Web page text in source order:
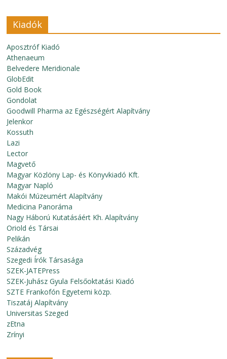
Kiadók
Aposztróf Kiadó
Athenaeum
Belvedere Meridionale
GlobEdit
Gold Book
Gondolat
Goodwill Pharma az Egészségért Alapítvány
Jelenkor
Kossuth
Lazi
Lector
Magvető
Magyar Közlöny Lap- és Könyvkiadó Kft.
Magyar Napló
Makói Múzeumért Alapítvány
Medicina Panoráma
Nagy Háború Kutatásáért Kh. Alapítvány
Oriold és Társai
Pelikán
Századvég
Szegedi Írók Társasága
SZEK-JATEPress
SZEK-Juhász Gyula Felsőoktatási Kiadó
SZTE Frankofón Egyetemi közp.
Tiszatáj Alapítvány
Universitas Szeged
zEtna
Zrínyi